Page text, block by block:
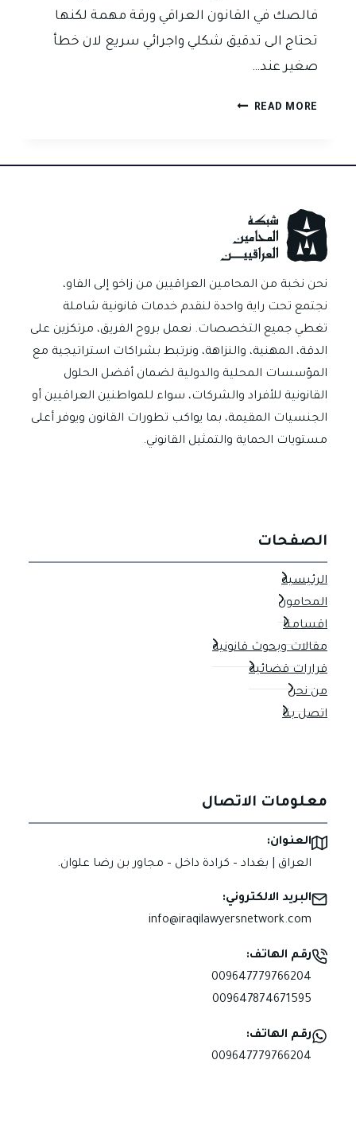
فالصك في القانون العراقي ورقة مهمة لكنها
تحتاج الى تدقيق شكلي واجرائي سريع لان خطأ
صغير عند…
READ MORE اخطاء
من
بغداد
وكيف
تحمي
حقك
قانونيا.
نحن نخبة من المحامين العراقيين من زاخو إلى الفاو،
نجتمع تحت راية واحدة لنقدم خدمات قانونية شاملة
تغطي جميع التخصصات. نعمل بروح الفريق، مرتكزين على
الدقة، المهنية، والنزاهة، ونرتبط بشراكات استراتيجية مع
المؤسسات المحلية والدولية لضمان أفضل الحلول
القانونية للأفراد والشركات، سواء للمواطنين العراقيين أو
الجنسيات المقيمة، بما يواكب تطورات القانون ويوفر أعلى
مستويات الحماية والتمثيل القانوني.
الصفحات
الرئيسية
المحامون
اقسامنا
مقالات وبحوث قانونية
قرارات قضائية
من نحن
اتصل بنا
معلومات الاتصال
العنوان:
العراق | بغداد – كرادة داخل – مجاور بن رضا علوان.
البريد الالكتروني:
info@iraqilawyersnetwork.com
رقم الهاتف:
009647779766204
009647874671595
رقم الهاتف:
009647779766204